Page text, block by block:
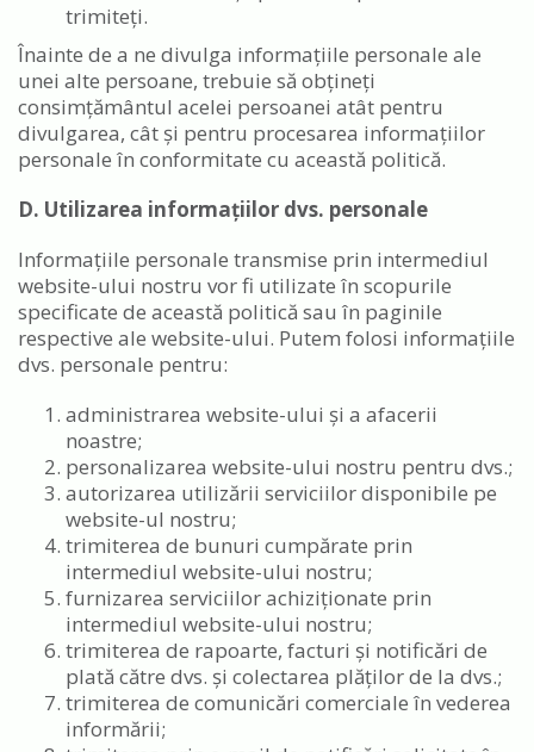
trimiteți.
Înainte de a ne divulga informațiile personale ale
unei alte persoane, trebuie să obțineți
consimțământul acelei persoanei atât pentru
divulgarea, cât și pentru procesarea informațiilor
personale în conformitate cu această politică.
D. Utilizarea informațiilor dvs. personale
Informațiile personale transmise prin intermediul
website-ului nostru vor fi utilizate în scopurile
specificate de această politică sau în paginile
respective ale website-ului. Putem folosi informațiile
dvs. personale pentru:
administrarea website-ului și a afacerii
noastre;
personalizarea website-ului nostru pentru dvs.;
autorizarea utilizării serviciilor disponibile pe
website-ul nostru;
trimiterea de bunuri cumpărate prin
intermediul website-ului nostru;
furnizarea serviciilor achiziționate prin
intermediul website-ului nostru;
trimiterea de rapoarte, facturi și notificări de
plată către dvs. și colectarea plăților de la dvs.;
trimiterea de comunicări comerciale în vederea
informării;